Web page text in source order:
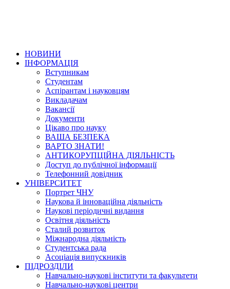
НОВИНИ
ІНФОРМАЦІЯ
Вступникам
Студентам
Аспірантам і науковцям
Викладачам
Вакансії
Документи
Цікаво про науку
ВАША БЕЗПЕКА
ВАРТО ЗНАТИ!
АНТИКОРУПЦІЙНА ДІЯЛЬНІСТЬ
Доступ до публічної інформації
Телефонний довідник
УНІВЕРСИТЕТ
Портрет ЧНУ
Наукова й інноваційна діяльність
Наукові періодичні видання
Освітня діяльність
Сталий розвиток
Міжнародна діяльність
Студентська рада
Асоціація випускників
ПІДРОЗДІЛИ
Навчально-наукові інститути та факультети
Навчально-наукові центри